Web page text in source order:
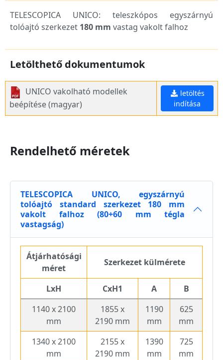
TELESCOPICA UNICO: teleszkópos egyszárnyú
tolóajtó szerkezet 180 mm vastag vakolt falhoz
Letölthető dokumentumok
UNICO vakolható modellek
beépítése (magyar)
letöltés
indítása
Rendelhető méretek
TELESCOPICA UNICO, egyszárnyú
tolóajtó standard szerkezet 180 mm
vakolt falhoz (80+60 mm tégla
vastagság)
Átjárhatósági
méret
Szerkezet külmérete
LxH CxH1 A
B
1140 x 2100
mm
1855 x
2190 mm
1190
mm
625
mm
1340 x 2100
mm
2155 x
2190 mm
1390
mm
725
mm